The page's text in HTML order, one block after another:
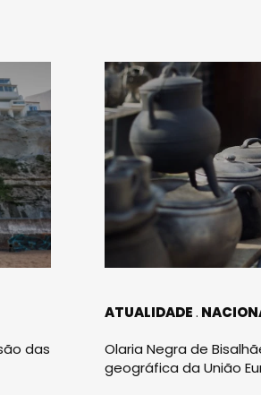
das
ATUALIDADE
Olaria Negra de
geográfica da União